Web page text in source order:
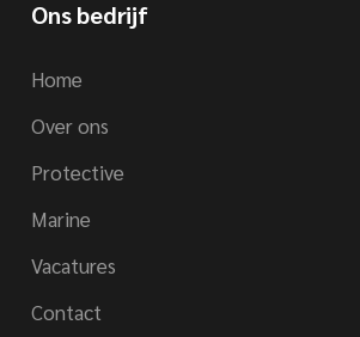
Ons bedrijf
Home
Over ons
Protective
Marine
Vacatures
Contact